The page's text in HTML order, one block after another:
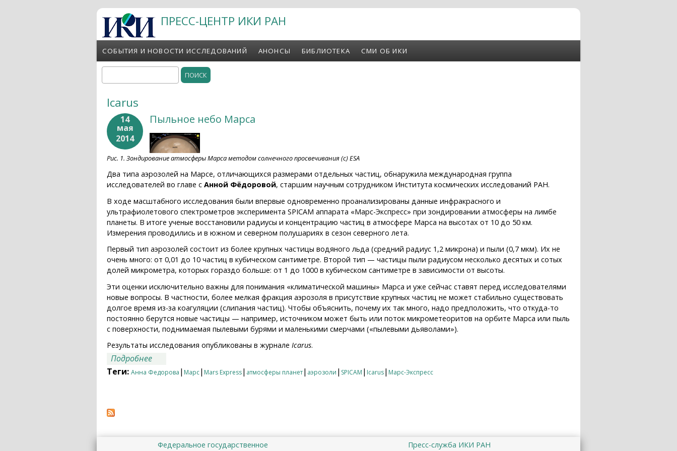
Перейти к основному содержанию ПРЕСС-ЦЕНТР ИКИ РАН
СОБЫТИЯ И НОВОСТИ ИССЛЕДОВАНИЙ АНОНСЫ БИБЛИОТЕКА СМИ ОБ ИКИ
Форма поиска
Icarus
14
мая
2014
Пыльное небо Марса
Рис. 1. Зондирование атмосферы Марса методом солнечного просвечивания (с) ESA
Два типа аэрозолей на Марсе, отличающихся размерами отдельных частиц, обнаружила международная группа
исследователей во главе с Анной Фёдоровой, старшим научным сотрудником Института космических исследований РАН.
В ходе масштабного исследования были впервые одновременно проанализированы данные инфракрасного и
ультрафиолетового спектрометров эксперимента SPICAM аппарата «Марс-Экспресс» при зондировании атмосферы на лимбе
планеты. В итоге ученые восстановили радиусы и концентрацию частиц в атмосфере Марса на высотах от 10 до 50 км.
Измерения проводились и в южном и северном полушариях в сезон северного лета.
Первый тип аэрозолей состоит из более крупных частицы водяного льда (средний радиус 1,2 микрона) и пыли (0,7 мкм). Их не
очень много: от 0,01 до 10 частиц в кубическом сантиметре. Второй тип — частицы пыли радиусом несколько десятых и сотых
долей микрометра, которых гораздо больше: от 1 до 1000 в кубическом сантиметре в зависимости от высоты.
Эти оценки исключительно важны для понимания «климатической машины» Марса и уже сейчас ставят перед исследователями
новые вопросы. В частности, более мелкая фракция аэрозоля в присутствие крупных частиц не может стабильно существовать
долгое время из-за коагуляции (слипания частиц). Чтобы объяснить, почему их так много, надо предположить, что откуда-то
постоянно берутся новые частицы — например, источником может быть или поток микрометеоритов на орбите Марса или пыль
с поверхности, поднимаемая пылевыми бурями и маленькими смерчами («пылевыми дьяволами»).
Результаты исследования опубликованы в журнале Icarus.
Подробнее
Теги: Анна Федорова | Марс| Mars Express| атмосферы планет| аэрозоли | SPICAM | Icarus| Марс-Экспресс
Федеральное государственное
Пресс-служба ИКИ РАН